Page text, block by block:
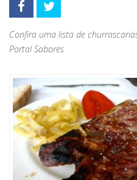
Confira uma lista de
Portal Sabores